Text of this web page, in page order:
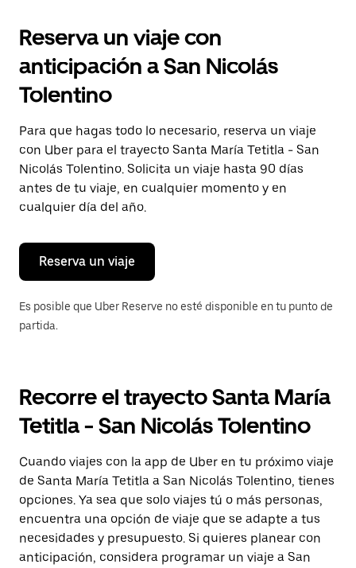
el
y
selecciona
una
Presiona
la
tecla Esc
para
cerrar
el
calendario.
Reserva un viaje con
anticipación a San Nicolás
Tolentino
Para que hagas todo lo necesario, reserva un viaje
con Uber para el trayecto Santa María Tetitla - San
Nicolás Tolentino. Solicita un viaje hasta 90 días
antes de tu viaje, en cualquier momento y en
cualquier día del año.
Reserva un viaje
Es posible que Uber Reserve no esté disponible en tu punto de
partida.
Recorre el trayecto Santa María
Tetitla - San Nicolás Tolentino
Cuando viajes con la app de Uber en tu próximo viaje
de Santa María Tetitla a San Nicolás Tolentino, tienes
opciones. Ya sea que solo viajes tú o más personas,
encuentra una opción de viaje que se adapte a tus
necesidades y presupuesto. Si quieres planear con
anticipación, considera programar un viaje a San